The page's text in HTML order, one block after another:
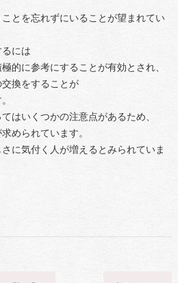
とを忘れずにいることが望まれてい
には
的に参考にすることが有効とされ、
換をすることが
はいくつかの注意点があるため、
められています。
に気付く人が増えるとみられていま